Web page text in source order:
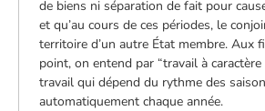
de biens ni séparation de fait pour
et qu’au cours de ces périodes, le
territoire d’un autre État membre. Aux
point, on entend par “travail à
travail qui dépend du rythme des
automatiquement chaque année.